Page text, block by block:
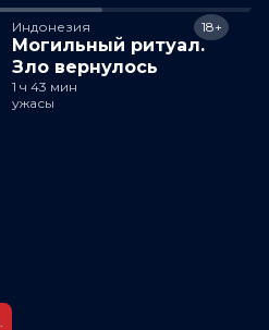
Индонезия
Могильный ритуал.
Зло вернулось
18+
1 ч 43 мин
ужасы